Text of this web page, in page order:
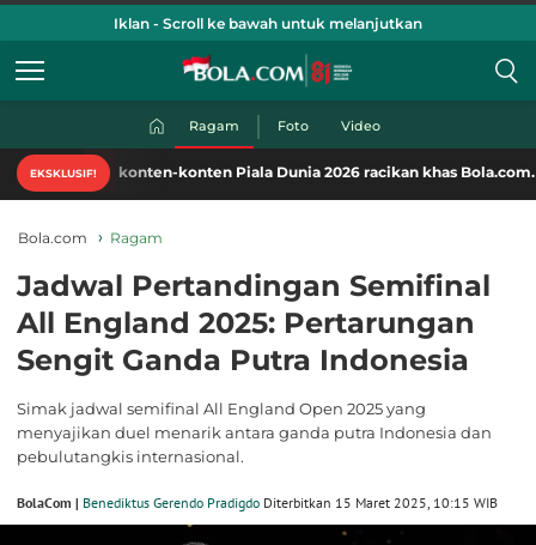
Iklan - Scroll ke bawah untuk melanjutkan
Ragam Foto Video
EKSKLUSIF!
konten-konten Piala Dunia 2026 racikan khas Bola.com. Klik di sini!
Bola.com Ragam
Jadwal Pertandingan Semifinal
All England 2025: Pertarungan
Sengit Ganda Putra Indonesia
Simak jadwal semifinal All England Open 2025 yang
menyajikan duel menarik antara ganda putra Indonesia dan
pebulutangkis internasional.
BolaCom | Benediktus Gerendo Pradigdo Diterbitkan 15 Maret 2025, 10:15 WIB